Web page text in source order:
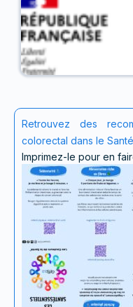
Retrouvez des
colorectal dans le
Imprimez-le pour en